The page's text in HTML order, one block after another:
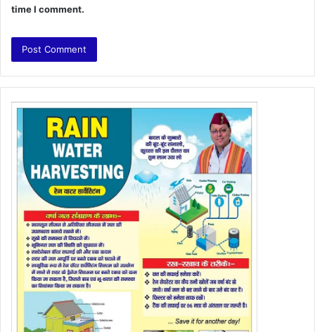
time I comment.